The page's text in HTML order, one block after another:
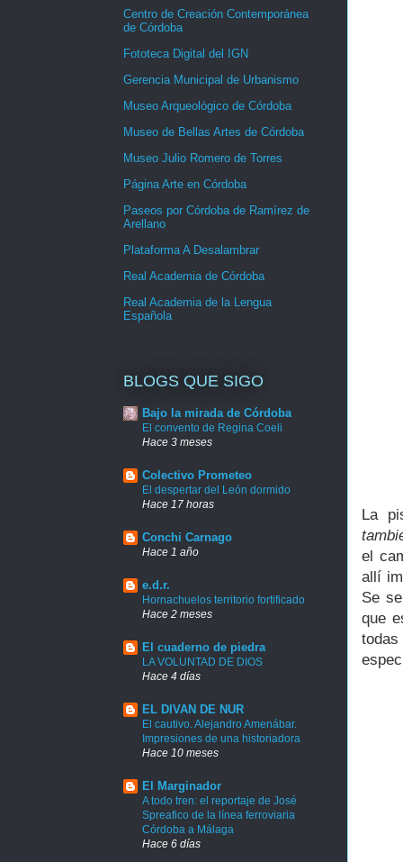
La
el
allí
Se
que
Centro de Creación Contemporánea
de Córdoba
Fototeca Digital del IGN
Gerencia Municipal de Urbanismo
Museo Arqueológico de Córdoba
Museo de Bellas Artes de Córdoba
Museo Julio Romero de Torres
Página Arte en Córdoba
Paseos por Córdoba de Ramírez de
Arellano
Plataforma A Desalambrar
Real Academia de Córdoba
Real Academia de la Lengua
Española
BLOGS QUE SIGO
Bajo la mirada de Córdoba
El convento de Regina Coeli
Hace 3 meses
Colectivo Prometeo
El despertar del León dormido
Hace 17 horas
Conchi Carnago
Hace 1 año
e.d.r.
Hornachuelos territorio fortificado
Hace 2 meses
El cuaderno de piedra
LA VOLUNTAD DE DIOS
Hace 4 días
EL DIVAN DE NUR
El cautivo. Alejandro Amenábar.
Impresiones de una historiadora
Hace 10 meses
El Marginador
A todo tren: el reportaje de José
Spreafico de la línea ferroviaria
Córdoba a Málaga
Hace 6 días